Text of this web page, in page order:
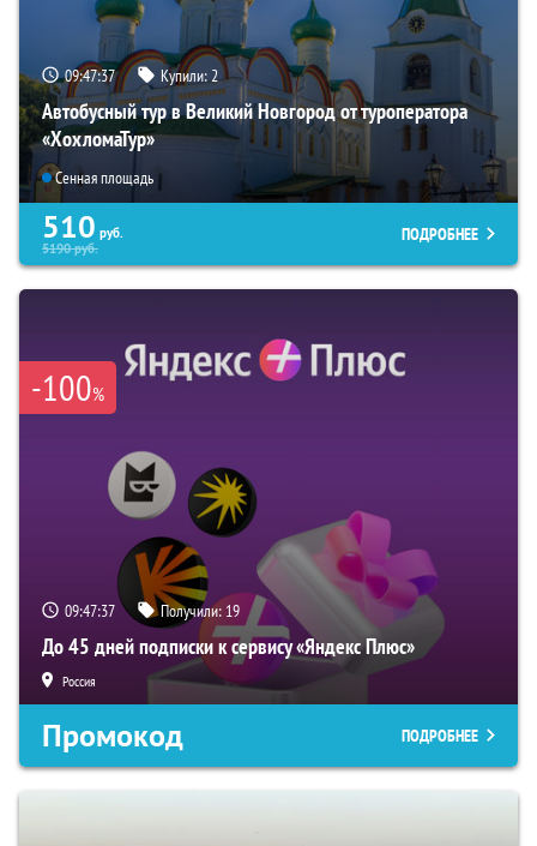
09:47:36 Купили:2
Автобусный тур в Великий Новгород от туроператора
«ХохломаТур»
Сенная площадь
510 руб.
5190руб.
ПОДРОБНЕЕ
-100%
09:47:36 Получили: 19
До 45 дней подписки к сервису «Яндекс Плюс»
Россия
Промокод ПОДРОБНЕЕ